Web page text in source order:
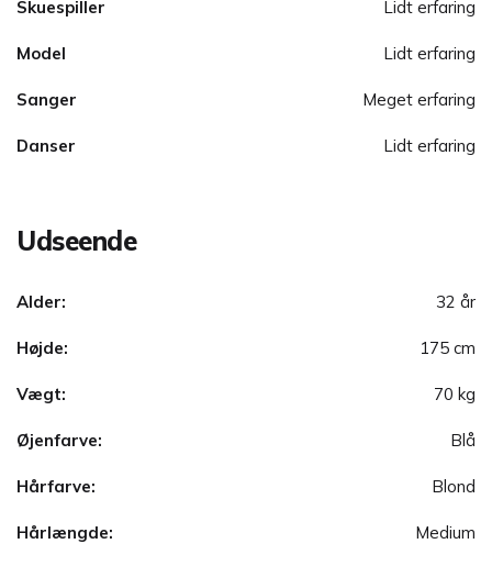
Skuespiller Lidt erfaring
Model Lidt erfaring
Sanger Meget erfaring
Danser Lidt erfaring
Udseende
Alder: 32 år
Højde: 175 cm
Vægt: 70 kg
Øjenfarve: Blå
Hårfarve: Blond
Hårlængde: Medium